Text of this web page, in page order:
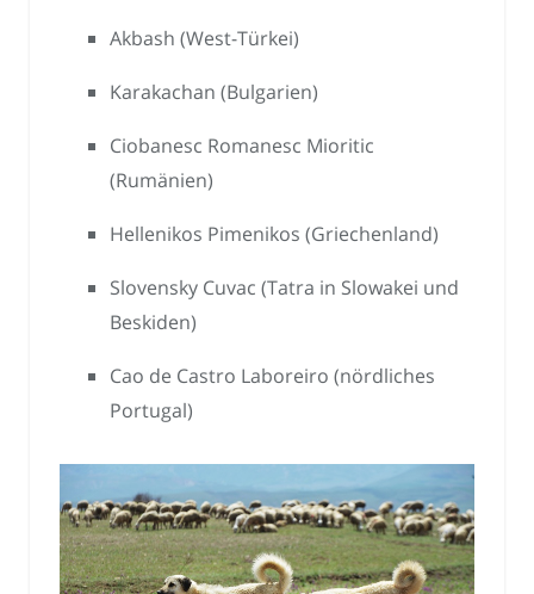
Akbash (West-Türkei)
Karakachan (Bulgarien)
Ciobanesc Romanesc Mioritic
(Rumänien)
Hellenikos Pimenikos (Griechenland)
Slovensky Cuvac (Tatra in Slowakei und
Beskiden)
Cao de Castro Laboreiro (nördliches
Portugal)